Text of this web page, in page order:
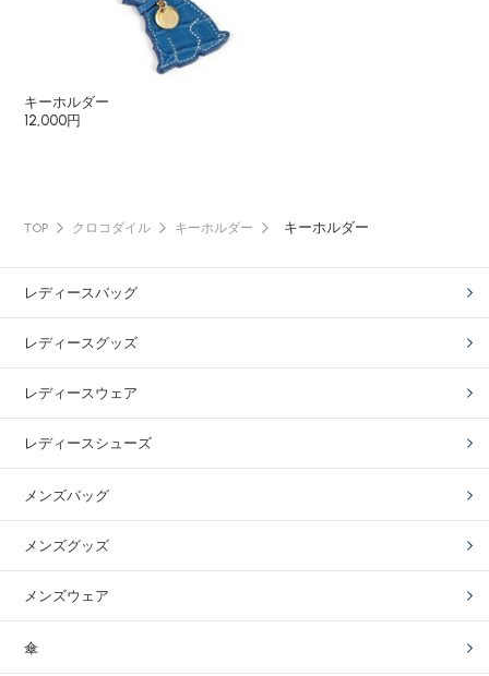
キーホルダー
12,000円
TOP クロコダイル キーホルダー キーホルダー
レディースバッグ
レディースグッズ
レディースウェア
レディースシューズ
メンズバッグ
メンズグッズ
メンズウェア
傘